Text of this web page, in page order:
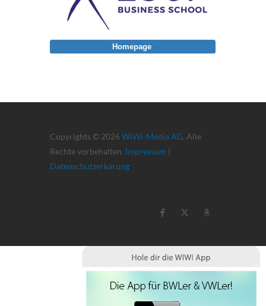
Copyrights © 2026 WiWi-Media AG. Alle
Rechte vorbehalten. Impressum |
Datenschutzerkärung
Homepage